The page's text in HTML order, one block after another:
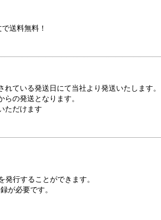
送料無料！
ている発送日にて当社より発送いたします。
の発送となります。
ただけます
行することができます。
が必要です。